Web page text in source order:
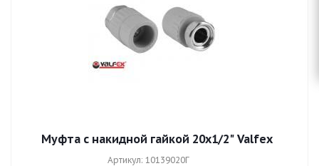
Муфта с накидной гайкой 20х1/2" Valfex
Артикул: 10139020Г